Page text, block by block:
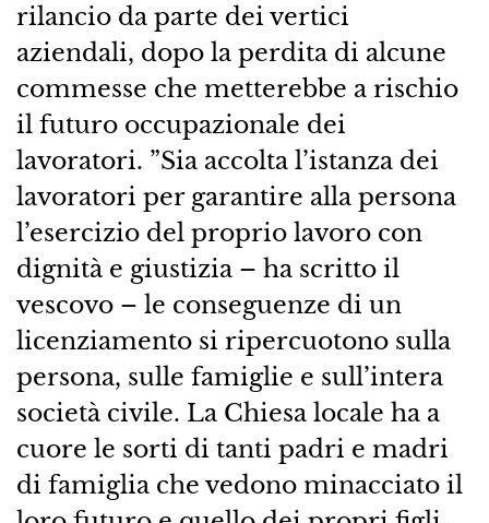
rilancio da parte dei vertici
aziendali, dopo la perdita di alcune
commesse che metterebbe a rischio
il futuro occupazionale dei
lavoratori. ”Sia accolta l’istanza dei
lavoratori per garantire alla persona
l’esercizio del proprio lavoro con
dignità e giustizia – ha scritto il
vescovo – le conseguenze di un
licenziamento si ripercuotono sulla
persona, sulle famiglie e sull’intera
società civile. La Chiesa locale ha a
cuore le sorti di tanti padri e madri
di famiglia che vedono minacciato il